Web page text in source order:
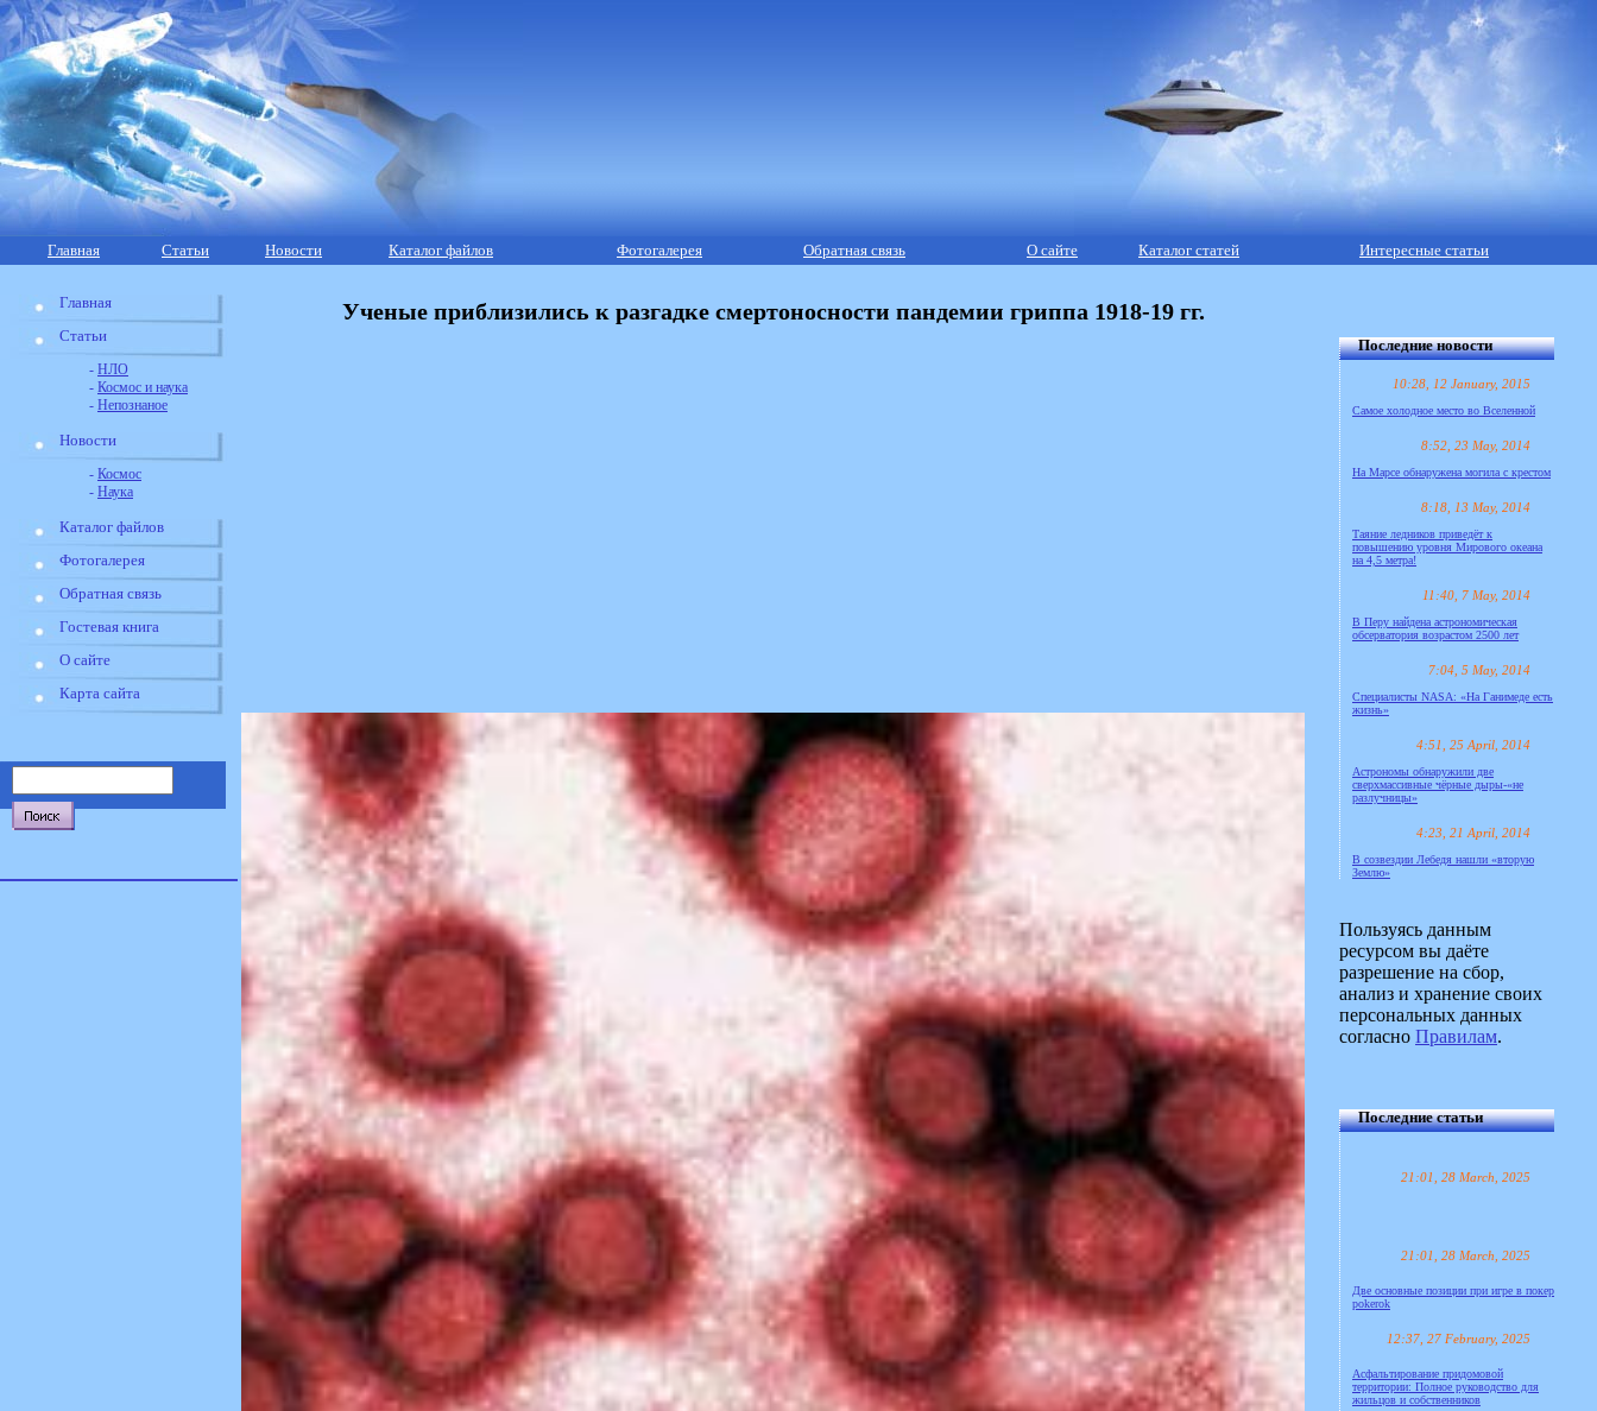
Главная Статьи Новости Каталог файлов Фотогалерея Обратная связь О сайте Каталог статей Интересные статьи
Главная
Статьи
- НЛО
- Космос и наука
- Непознаное
Новости
- Космос
- Наука
Каталог файлов
Фотогалерея
Обратная связь
Гостевая книга
О сайте
Карта сайта
Ученые приблизились к разгадке смертоносности пандемии гриппа 1918-19 гг.
Последние новости
10:28, 12 January, 2015
Самое холодное место во Вселенной
8:52, 23 May, 2014
На Марсе обнаружена могила с крестом
8:18, 13 May, 2014
Таяние ледников приведёт к
повышению уровня Мирового океана
на 4,5 метра!
11:40, 7 May, 2014
В Перу найдена астрономическая
обсерватория возрастом 2500 лет
7:04, 5 May, 2014
Специалисты NASA: «На Ганимеде есть
жизнь»
4:51, 25 April, 2014
Астрономы обнаружили две
сверхмассивные чёрные дыры-«не
разлучницы»
4:23, 21 April, 2014
В созвездии Лебедя нашли «вторую
Землю»
Пользуясь данным
ресурсом вы даёте
разрешение на сбор,
анализ и хранение своих
персональных данных
согласно Правилам.
Последние статьи
21:01, 28 March, 2025
21:01, 28 March, 2025
Две основные позиции при игре в покер
pokerok
12:37, 27 February, 2025
Асфальтирование придомовой
территории: Полное руководство для
жильцов и собственников